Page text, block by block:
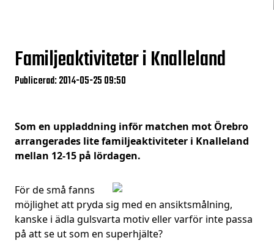
Familjeaktiviteter i Knalleland
Publicerad: 2014-05-25 09:50
Som en uppladdning inför matchen mot Örebro
arrangerades lite familjeaktiviteter i Knalleland
mellan 12-15 på lördagen.
För de små fanns
möjlighet att pryda sig med en ansiktsmålning,
kanske i ädla gulsvarta motiv eller varför inte passa
på att se ut som en superhjälte?